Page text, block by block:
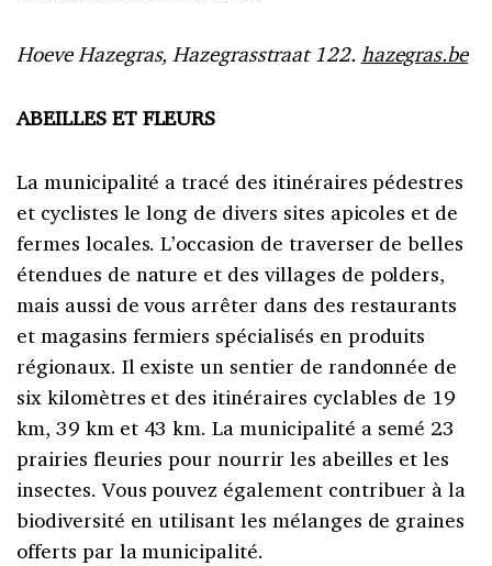
Hoeve Hazegras, Hazegrasstraat 122. hazegras.be
ABEILLES ET FLEURS
La municipalité a tracé des itinéraires pédestres
et cyclistes le long de divers sites apicoles et de
fermes locales. L’occasion de traverser de belles
étendues de nature et des villages de polders,
mais aussi de vous arrêter dans des restaurants
et magasins fermiers spécialisés en produits
régionaux. Il existe un sentier de randonnée de
six kilomètres et des itinéraires cyclables de 19
km, 39 km et 43 km. La municipalité a semé 23
prairies fleuries pour nourrir les abeilles et les
insectes. Vous pouvez également contribuer à la
biodiversité en utilisant les mélanges de graines
offerts par la municipalité.